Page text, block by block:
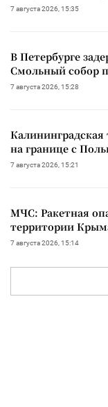
7 августа 2026, 15:35
В Петербурге
Смольный собор
7 августа 2026, 15:28
Калининградская
на границе с
7 августа 2026, 15:21
МЧС: Ракетная
территории
7 августа 2026, 15:14